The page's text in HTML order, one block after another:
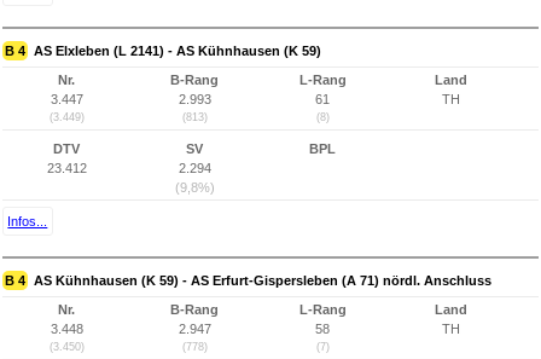
B 4 AS Elxleben (L 2141) - AS Kühnhausen (K 59)
Nr.
3.447
(3.449)
B-Rang
2.993
(813)
L-Rang
61
(8)
Land
TH
DTV
23.412
SV
2.294
(9,8%)
BPL
Infos...
B 4 AS Kühnhausen (K 59) - AS Erfurt-Gispersleben (A 71) nördl. Anschluss
Nr.
3.448
(3.450)
B-Rang
2.947
(778)
L-Rang
58
(7)
Land
TH